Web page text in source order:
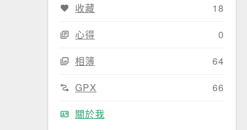
收藏
18
心得
0
相簿
64
GPX
66
關於我